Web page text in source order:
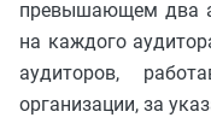
превышающем два
на каждого
аудиторов,
организации, за